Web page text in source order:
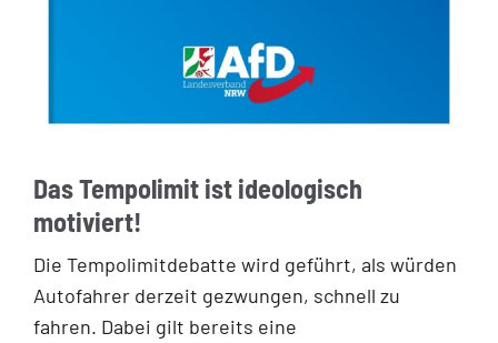
Das Tempolimit ist ideologisch
motiviert!
Die Tempolimitdebatte wird geführt, als würden
Autofahrer derzeit gezwungen, schnell zu
fahren. Dabei gilt bereits eine